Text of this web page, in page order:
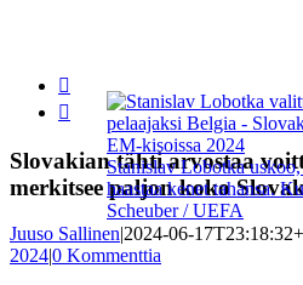
Katso
kuvaa
isompana
Stanislav Lobotka
haastaa kenet tahansa.
Scheuber / UEFA


Slovakian tähti arvostaa
merkitsee paljon koko
Juuso Sallinen|2024-06-
2024|0 Kommenttia